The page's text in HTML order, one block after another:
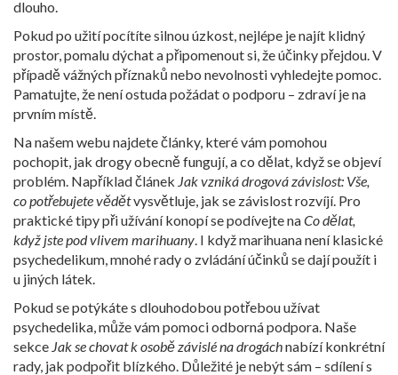
dlouho.
Pokud po užití pocítíte silnou úzkost, nejlépe je najít klidný
prostor, pomalu dýchat a připomenout si, že účinky přejdou. V
případě vážných příznaků nebo nevolnosti vyhledejte pomoc.
Pamatujte, že není ostuda požádat o podporu – zdraví je na
prvním místě.
Na našem webu najdete články, které vám pomohou
pochopit, jak drogy obecně fungují, a co dělat, když se objeví
problém. Například článek Jak vzniká drogová závislost: Vše,
co potřebujete vědětvysvětluje, jak se závislost rozvíjí. Pro
praktické tipy při užívání konopí se podívejte naCo dělat,
když jste pod vlivem marihuany. I když marihuana není klasické
psychedelikum, mnohé rady o zvládání účinků se dají použít i
u jiných látek.
Pokud se potýkáte s dlouhodobou potřebou užívat
psychedelika, může vám pomoci odborná podpora. Naše
sekce Jak se chovat k osobě závislé na drogáchnabízí konkrétní
rady, jak podpořit blízkého. Důležité je nebýt sám – sdílení s